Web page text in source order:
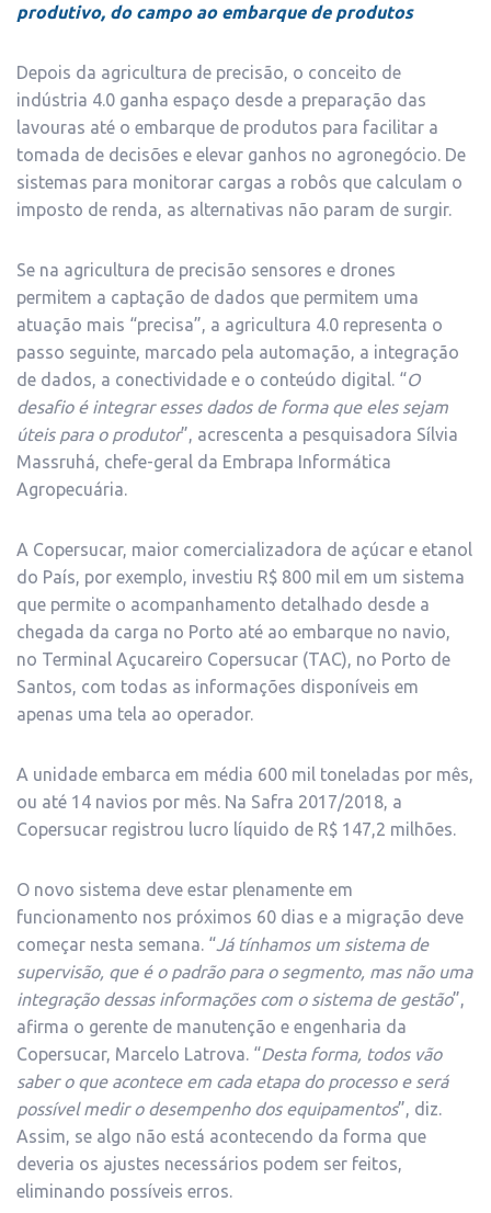
produtivo, do campo ao embarque de produtos
Depois da agricultura de precisão, o conceito de
indústria 4.0 ganha espaço desde a preparação das
lavouras até o embarque de produtos para facilitar a
tomada de decisões e elevar ganhos no agronegócio. De
sistemas para monitorar cargas a robôs que calculam o
imposto de renda, as alternativas não param de surgir.
Se na agricultura de precisão sensores e drones
permitem a captação de dados que permitem uma
atuação mais “precisa”, a agricultura 4.0 representa o
passo seguinte, marcado pela automação, a integração
de dados, a conectividade e o conteúdo digital. “O
desafio é integrar esses dados de forma que eles sejam
úteis para o produtor”, acrescenta a pesquisadora Sílvia
Massruhá, chefe-geral da Embrapa Informática
Agropecuária.
A Copersucar, maior comercializadora de açúcar e etanol
do País, por exemplo, investiu R$ 800 mil em um sistema
que permite o acompanhamento detalhado desde a
chegada da carga no Porto até ao embarque no navio,
no Terminal Açucareiro Copersucar (TAC), no Porto de
Santos, com todas as informações disponíveis em
apenas uma tela ao operador.
A unidade embarca em média 600 mil toneladas por mês,
ou até 14 navios por mês. Na Safra 2017/2018, a
Copersucar registrou lucro líquido de R$ 147,2 milhões.
O novo sistema deve estar plenamente em
funcionamento nos próximos 60 dias e a migração deve
começar nesta semana. “Já tínhamos um sistema de
supervisão, que é o padrão para o segmento, mas não uma
integração dessas informações com o sistema de gestão”,
afirma o gerente de manutenção e engenharia da
Copersucar, Marcelo Latrova. “Desta forma, todos vão
saber o que acontece em cada etapa do processo e será
possível medir o desempenho dos equipamentos”, diz.
Assim, se algo não está acontecendo da forma que
deveria os ajustes necessários podem ser feitos,
eliminando possíveis erros.